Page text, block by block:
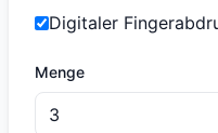
Digitaler
Menge